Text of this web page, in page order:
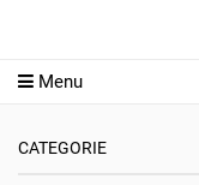
Menu
CATEGORIE